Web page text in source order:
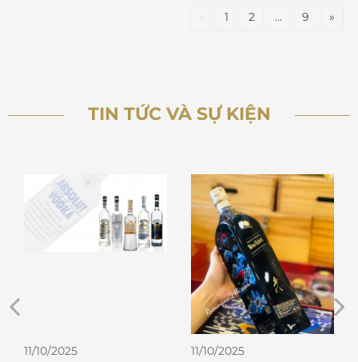
1 2 ... 9 »
TIN TỨC VÀ SỰ KIỆN
11/10/2025 11/10/2025